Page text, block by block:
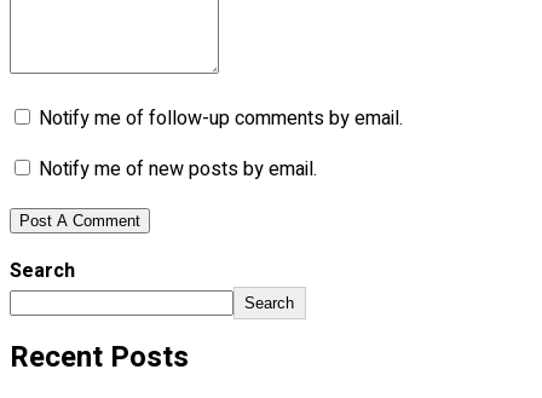
Notify me of follow-up comments by email.
Notify me of new posts by email.
Search
Search
Recent Posts